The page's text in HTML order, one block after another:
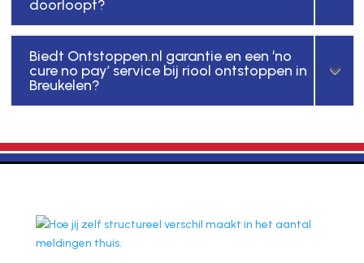
doorloopt?
Biedt Ontstoppen.nl garantie en een ‘no
cure no pay’ service bij riool ontstoppen in
Breukelen?